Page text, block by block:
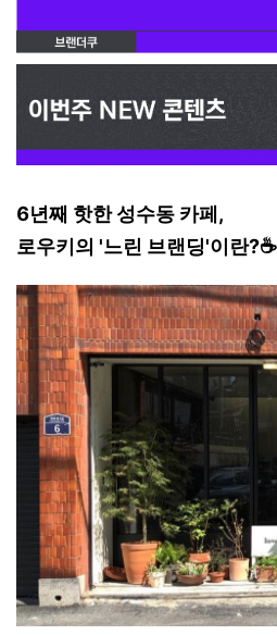
6년째 핫한 성수동 카페,
로우키의 '느린 브랜딩'이란?☕